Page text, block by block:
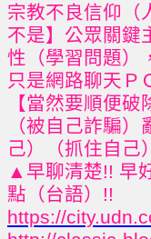
宗教不良信仰（
不是】公眾關鍵
性（學習問題）
只是網路聊天Ｐ
【當然要順便
（被自己詐騙
己）（抓住自己
▲早聊清楚!! 早
點（台語）!!
https://